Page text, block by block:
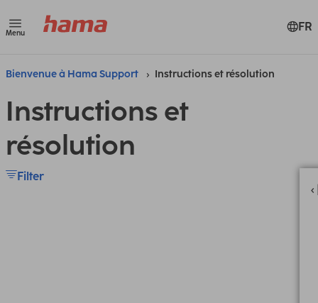
Menu FR
Bienvenue à Hama Support Instructions et résolution
Instructions et
résolution
Filter